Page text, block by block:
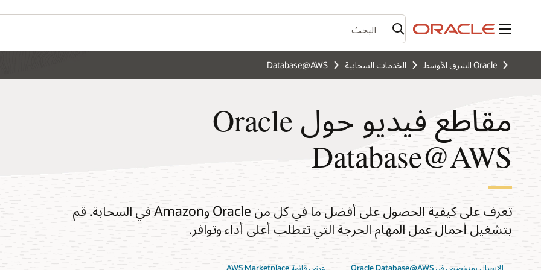
القائمة
Oracle الشرق الأوسط الخدمات السحابية Database@AWS
مقاطع فيديو حول Oracle
Database@AWS
تعرف على كيفية الحصول على أفضل ما في كل من Oracle وAmazon في السحابة. قم
بتشغيل أحمال عمل المهام الحرجة التي تتطلب أعلى أداء وتوافر.
الاتصال بمتخصص في Oracle Database@AWS عرض قائمة AWS Marketplace